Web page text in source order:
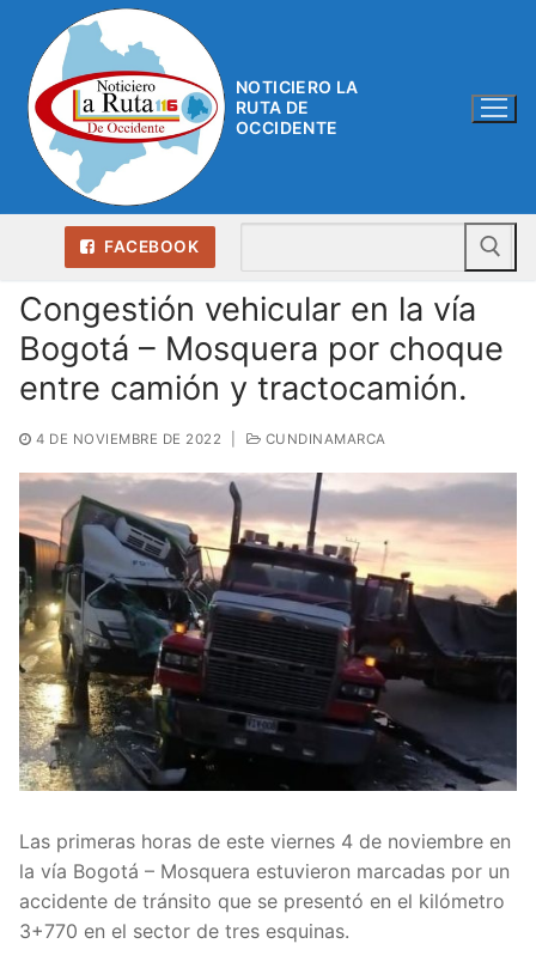
contenido
NOTICIERO LA
RUTA DE
OCCIDENTE
FACEBOOK
Congestión vehicular en la vía
Bogotá – Mosquera por choque
entre camión y tractocamión.
4 DE NOVIEMBRE DE 2022 CUNDINAMARCA
Las primeras horas de este viernes 4 de noviembre en
la vía Bogotá – Mosquera estuvieron marcadas por un
accidente de tránsito que se presentó en el kilómetro
3+770 en el sector de tres esquinas.